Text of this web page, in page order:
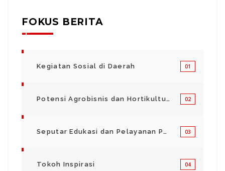
FOKUS BERITA
Kegiatan Sosial di Daerah 01
Potensi Agrobisnis dan Hortikultura 02
Seputar Edukasi dan Pelayanan Pendidikan 03
Tokoh Inspirasi 04